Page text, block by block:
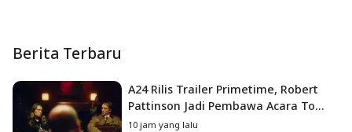
Berita Terbaru
A24 Rilis Trailer Primetime, Robert
Pattinson Jadi Pembawa Acara To
Catch a Predator
10 jam yang lalu